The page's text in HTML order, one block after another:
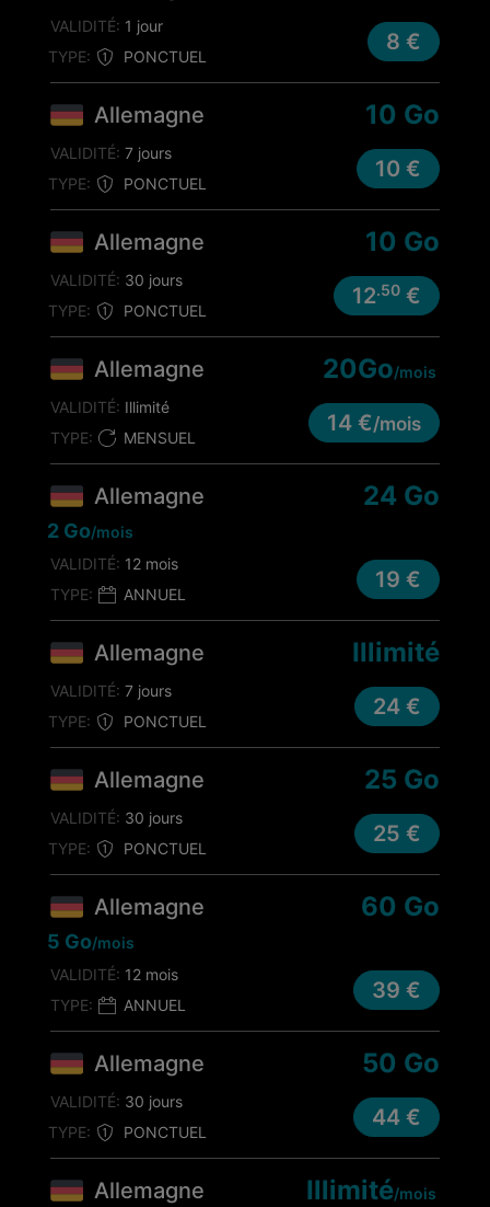
TYPE: PONCTUEL
VALIDITÉ: 1 jour
8 €
Allemagne
TYPE: PONCTUEL
10 Go
VALIDITÉ: 7 jours
10 €
Allemagne
TYPE: PONCTUEL
10 Go
VALIDITÉ: 30 jours
12.50 €
Allemagne
TYPE: MENSUEL
20Go/mois
VALIDITÉ: Illimité
14 €/mois
Allemagne
TYPE: ANNUEL
24 Go
2 Go/mois
VALIDITÉ: 12 mois
19 €
Allemagne
TYPE: PONCTUEL
Illimité
VALIDITÉ: 7 jours
24 €
Allemagne
TYPE: PONCTUEL
25 Go
VALIDITÉ: 30 jours
25 €
Allemagne
TYPE: ANNUEL
60 Go
5 Go/mois
VALIDITÉ: 12 mois
39 €
Allemagne
TYPE: PONCTUEL
50 Go
VALIDITÉ: 30 jours
44 €
Allemagne Illimité/mois